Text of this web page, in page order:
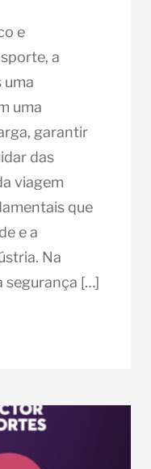
e
a
uma
uma
garantir
das
viagem
que
e a
Na
segurança […]